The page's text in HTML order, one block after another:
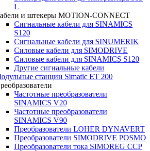
L
и штекеры MOTION-CONNECT
Сигнальные кабели для SINAMICS
S120
Сигнальные кабели для SINUMERIK
Силовые кабели для SIMODRIVE
Силовые кабели для SINAMICS S120
Другие сигнальные кабели
станции Simatic ET 200
Частотные преобразователи
SINAMICS V20
Частотные преобразователи
SINAMICS V90
Преобразователи LOHER DYNAVERT
Преобразователи SIMODRIVE POSMO
Преобразователи тока SIMOREG CCP